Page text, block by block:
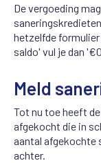
De vergoeding
hetzelfde
saldo' vul je dan
Meld
Tot nu toe heeft
afgekocht die in
aantal afgekochte
achter.